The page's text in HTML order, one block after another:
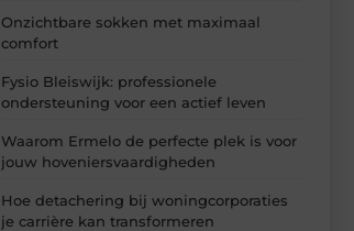
Onzichtbare sokken met maximaal
comfort
Fysio Bleiswijk: professionele
ondersteuning voor een actief leven
Waarom Ermelo de perfecte plek is voor
jouw hoveniersvaardigheden
Hoe detachering bij woningcorporaties
je carrière kan transformeren